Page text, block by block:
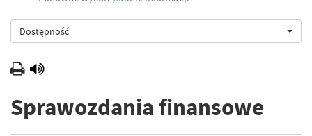
Dostępność
Sprawozdania finansowe